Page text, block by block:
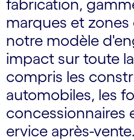
fabrication,
marques et
notre modèle
impact sur toute
compris les
automobiles, les
concessionnaires
ervice après-vente.